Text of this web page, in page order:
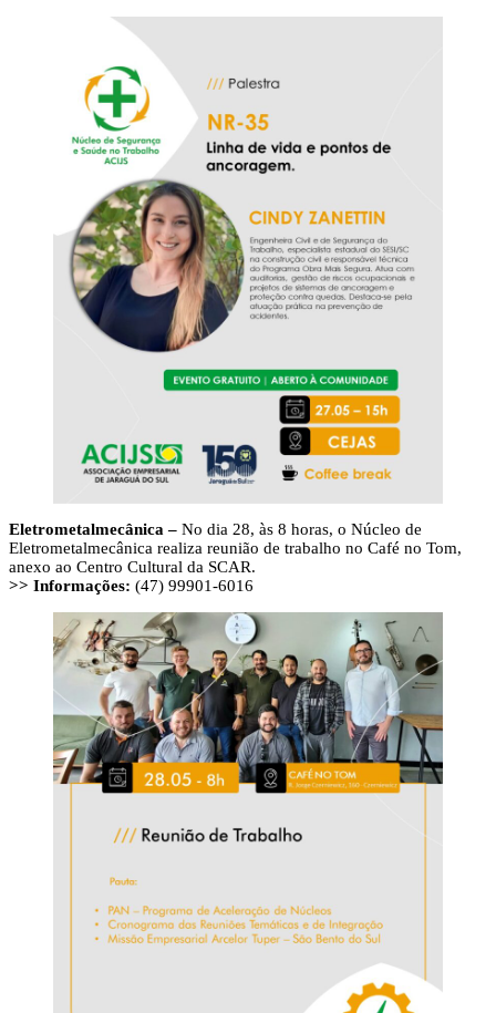
Eletrometalmecânica – No dia 28, às 8 horas, o Núcleo de
Eletrometalmecânica realiza reunião de trabalho no Café no Tom,
anexo ao Centro Cultural da SCAR.
>> Informações: (47) 99901-6016